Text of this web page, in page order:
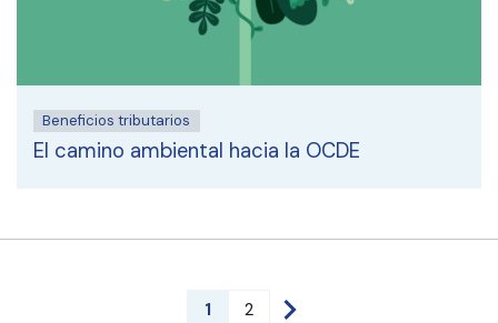
Beneficios tributarios
El camino ambiental hacia la OCDE
1 2